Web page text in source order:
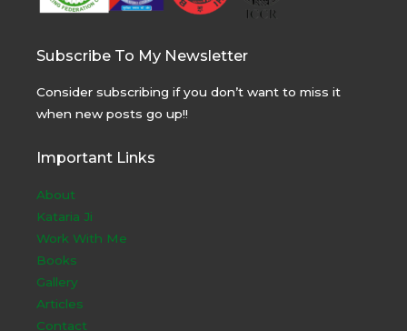
Subscribe To My Newsletter
Consider subscribing if you don’t want to miss it
when new posts go up!!
Important Links
About
Kataria Ji
Work With Me
Books
Gallery
Articles
Contact